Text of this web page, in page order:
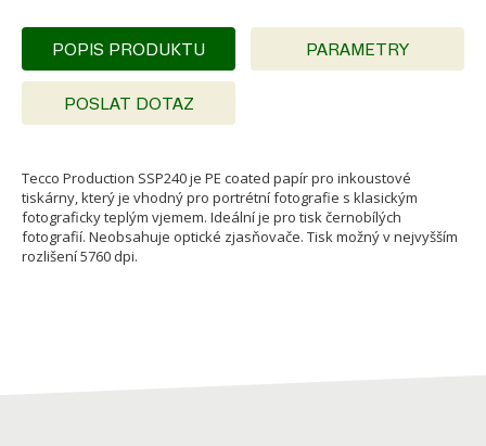
POPIS PRODUKTU PARAMETRY
POSLAT DOTAZ
Tecco Production SSP240 je PE coated papír pro inkoustové
tiskárny, který je vhodný pro portrétní fotografie s klasickým
fotograficky teplým vjemem. Ideální je pro tisk černobílých
fotografií. Neobsahuje optické zjasňovače. Tisk možný v nejvyšším
rozlišení 5760 dpi.